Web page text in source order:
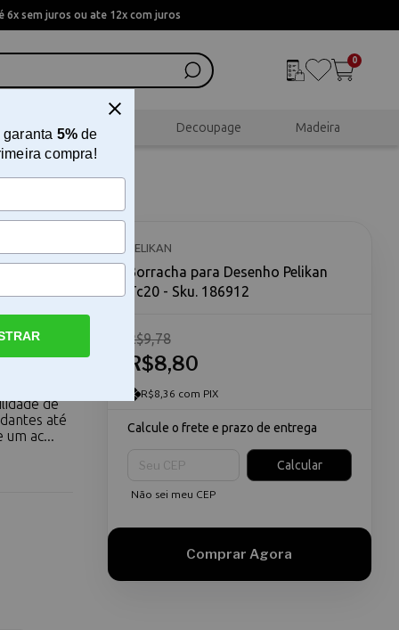
6x sem juros ou ate 12x com juros
0
Scrapbook Decoupage Madeira
artística
de
até
um ac...
PELIKAN
Borracha para Desenho Pelikan
Tc20 - Sku. 186912
R$8,80
R$9,78
R$8,36 com PIX
Calcule o frete e prazo de entrega
Calcular
Não sei meu CEP
garanta 5%de
compra!